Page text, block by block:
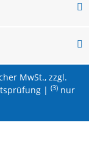
MwSt., zzgl.
| (3)nur